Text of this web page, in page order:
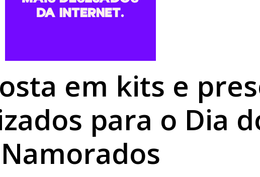
é alvo de operação em Cruzeiro do Oeste
em kits e
para o Dia
Namorados